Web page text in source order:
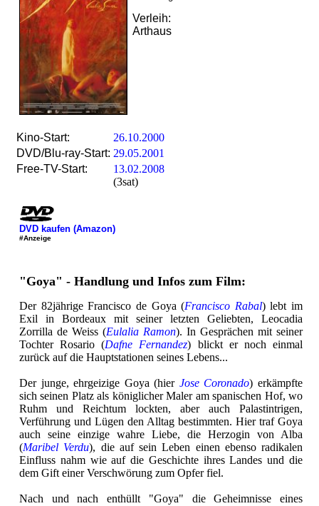
Verleih:
Arthaus
Kino-Start:
26.10.2000
DVD/Blu-ray-Start: 29.05.2001
Free-TV-Start:
13.02.2008
(3sat)
DVD kaufen (Amazon)
#Anzeige
"Goya" - Handlung und Infos zum Film:
Der 82jährige Francisco de Goya (Francisco Rabal) lebt im
Exil in Bordeaux mit seiner letzten Geliebten, Leocadia
Zorrilla de Weiss (Eulalia Ramon). In Gesprächen mit seiner
Tochter Rosario (Dafne Fernandez) blickt er noch einmal
zurück auf die Hauptstationen seines Lebens...
Der junge, ehrgeizige Goya (hier Jose Coronado) erkämpfte
sich seinen Platz als königlicher Maler am spanischen Hof, wo
Ruhm und Reichtum lockten, aber auch Palastintrigen,
Verführung und Lügen den Alltag bestimmten. Hier traf Goya
auch seine einzige wahre Liebe, die Herzogin von Alba
(Maribel Verdu), die auf sein Leben einen ebenso radikalen
Einfluss nahm wie auf die Geschichte ihres Landes und die
dem Gift einer Verschwörung zum Opfer fiel.
Nach und nach enthüllt "Goya" die Geheimnisse eines